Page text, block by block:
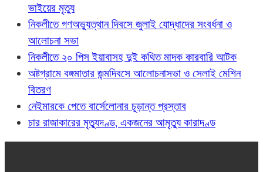
ভাইয়ের মৃত্যু
নিকলীতে গণঅভ্যুত্থান দিবসে জুলাই যোদ্ধাদের সংবর্ধনা ও
আলোচনা সভা
নিকলীতে ২০ পিস ইয়াবাসহ দুই কথিত মাদক কারবারি আটক
অষ্টগ্রামে বঙ্গমাতার জন্মদিবসে আলোচনাসভা ও সেলাই মেশিন
বিতরণ
নেইমারকে পেতে বার্সেলোনার চূড়ান্ত প্রস্তাব
চার রাজাকারের মৃত্যুদণ্ড, একজনের আমৃত্যু কারাদণ্ড